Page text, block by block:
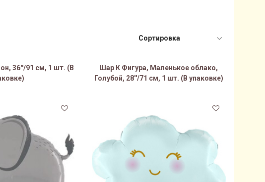
36''/91 см, 1 шт. (В
Шар К Фигура, Маленькое облако,
Голубой, 28''/71 см, 1 шт. (В упаковке)